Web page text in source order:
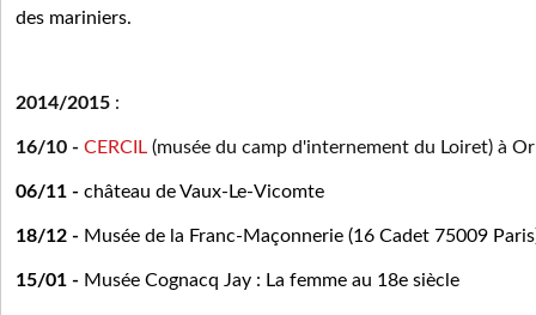
des mariniers.
2014/2015 :
16/10 - CERCIL (musée du camp d'internement du Loiret) à
06/11 - château de Vaux-Le-Vicomte
18/12 - Musée de la Franc-Maçonnerie (16 Cadet 75009
15/01 - Musée Cognacq Jay : La femme au 18e siècle